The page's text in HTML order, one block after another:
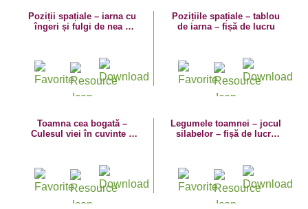
Poziții spațiale – iarna cu
îngeri și fulgi de nea –
Pozițiile spațiale – tablou
de iarna – fișă de lucru
Toamna cea bogată –
Culesul viei în cuvinte –
Legumele toamnei – jocul
silabelor – fișă de lucru